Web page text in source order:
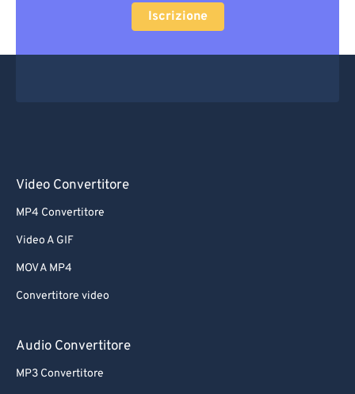
Iscrizione
Video Convertitore
MP4 Convertitore
Video A GIF
MOV A MP4
Convertitore video
Audio Convertitore
MP3 Convertitore